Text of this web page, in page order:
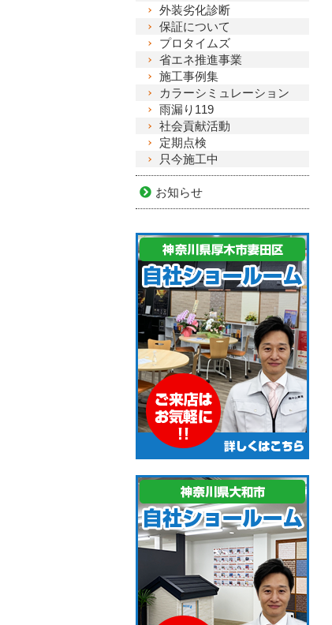
外装劣化診断
保証について
プロタイムズ
省エネ推進事業
施工事例集
カラーシミュレーション
雨漏り119
社会貢献活動
定期点検
只今施工中
お知らせ